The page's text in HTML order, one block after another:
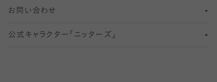
快適な睡眠対策
お問い合わせ
公式キャラクター「ニッターズ」